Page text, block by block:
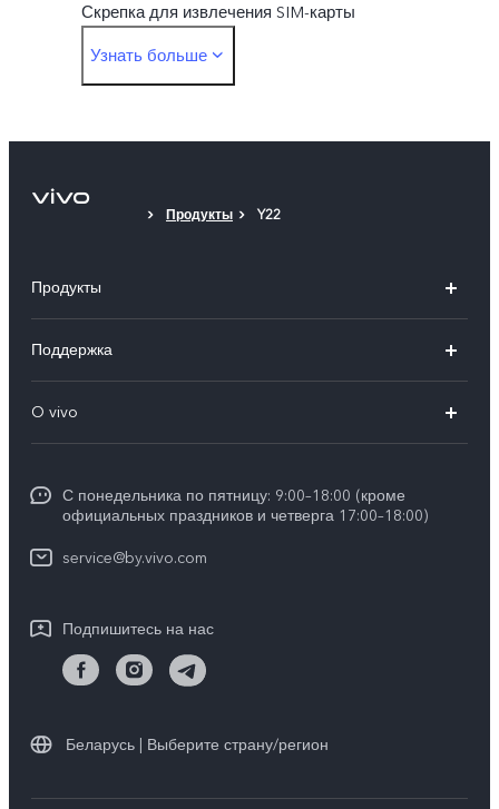
Скрепка для извлечения SIM-карты
Защитный чехол
Узнать больше
Продукты Y22
Продукты
V30 Lite
Y17s
Y18
Поддержка
Funtouch OS
IMEI аутентификация
Инструкции по гарантии vivo
O vivo
Карьера в vivo
Юридическая информация
Центр конфиденциальности vivo
Стабильность
С понедельника по пятницу: 9:00–18:00 (кроме
официальных праздников и четверга 17:00–18:00)
service@by.vivo.com
Подпишитесь на нас
Беларусь | Выберите страну/регион